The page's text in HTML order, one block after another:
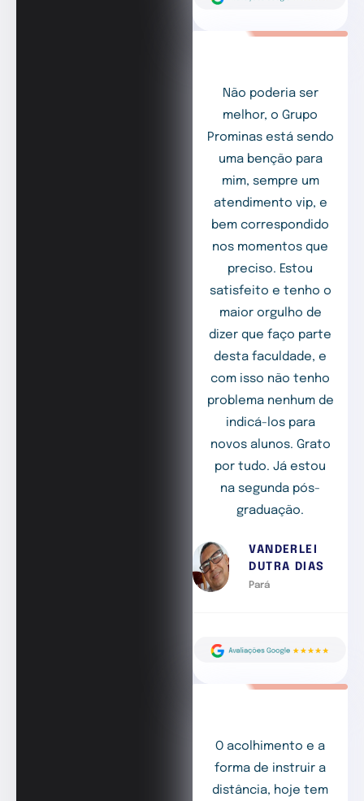
Não poderia ser
melhor, o Grupo
Prominas está sendo
uma benção para
mim, sempre um
atendimento vip, e
bem correspondido
nos momentos que
preciso. Estou
satisfeito e tenho o
maior orgulho de
dizer que faço parte
desta faculdade, e
com isso não tenho
problema nenhum de
indicá-los para
novos alunos. Grato
por tudo. Já estou
na segunda pós-
graduação.
VANDERLEI
DUTRA DIAS
Pará
O acolhimento e a
forma de instruir a
distância, hoje tem